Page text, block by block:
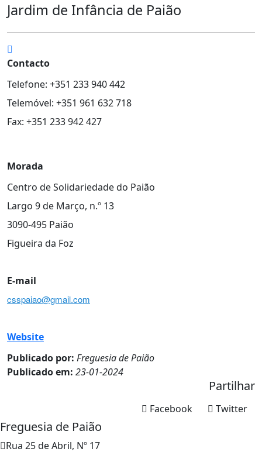
Jardim de Infância de Paião
Contacto
Telefone: +351 233 940 442
Telemóvel: +351 961 632 718
Fax: +351 233 942 427
Morada
Centro de Solidariedade do Paião
Largo 9 de Março, n.º 13
3090-495 Paião
Figueira da Foz
E-mail
csspaiao@gmail.com
Website
Publicado por: Freguesia de Paião
Publicado em: 23-01-2024
Partilhar
Twitter
Facebook
Freguesia de Paião
Rua 25 de Abril, Nº 17